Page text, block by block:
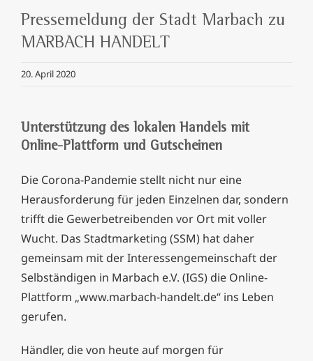
Pressemeldung der Stadt Marbach zu
MARBACH HANDELT
20. April 2020
Unterstützung des lokalen Handels mit
Online-Plattform und Gutscheinen
Die Corona-Pandemie stellt nicht nur eine
Herausforderung für jeden Einzelnen dar, sondern
trifft die Gewerbetreibenden vor Ort mit voller
Wucht. Das Stadtmarketing (SSM) hat daher
gemeinsam mit der Interessengemeinschaft der
Selbständigen in Marbach e.V. (IGS) die Online-
Plattform „www.marbach-handelt.de“ ins Leben
gerufen.
Händler, die von heute auf morgen für